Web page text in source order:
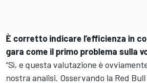
È corretto indicare l’efficienza in
gara come il primo problema sulla
“Sì, e questa valutazione è
nostra analisi. Osservando la Red